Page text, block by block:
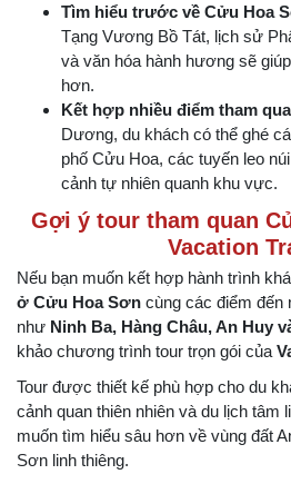
Tìm hiểu trước về Cửu Hoa
Tạng Vương Bồ Tát, lịch sử
và văn hóa hành hương sẽ
hơn.
Kết hợp nhiều điểm tham
Dương, du khách có thể ghé
phố Cửu Hoa, các tuyến leo
cảnh tự nhiên quanh khu vực.
Gợi ý tour tham quan
Vacation
Nếu bạn muốn kết hợp hành trình
ở Cửu Hoa Sơn cùng các điểm đến
như Ninh Ba, Hàng Châu, An Huy
khảo chương trình tour trọn gói của
Tour được thiết kế phù hợp cho du
cảnh quan thiên nhiên và du lịch tâm
muốn tìm hiểu sâu hơn về vùng đất
Sơn linh thiêng.